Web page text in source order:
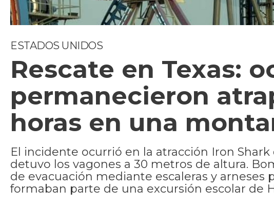
ESTADOS UNIDOS
Rescate en Texas:
permanecieron
horas en una
El incidente ocurrió en la atracción Iron
detuvo los vagones a 30 metros de altura.
de evacuación mediante escaleras y arneses
formaban parte de una excursión escolar de